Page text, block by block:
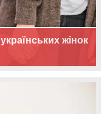
жінок